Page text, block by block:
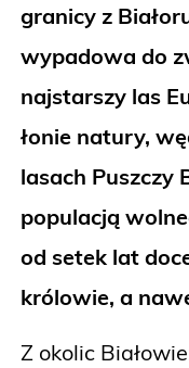
granicy z
wypadowa do
najstarszy las
łonie natury,
lasach Puszczy
populacją
od setek lat
królowie, a
Z okolic